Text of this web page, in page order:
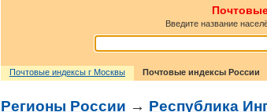
Введите название
Почтовые индексы г Москвы Почтовые индексы России
Регионы России → Республика